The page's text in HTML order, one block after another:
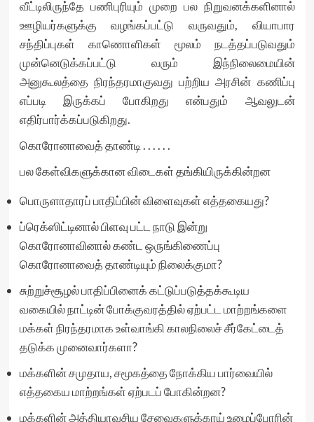
வீட்டிலிருந்தே பணிபுரியும் முறை பல நிறுவனக்களினால்
ஊழியர்களுக்கு வழங்கப்பட்டு வருவதும், வியாபார
சந்திப்புகள் காணொளிகள் மூலம் நடத்தப்படுவதும்
முன்னெடுக்கப்பட்டு வரும் இந்நிலைமையின்
அனுகூலத்தை நிரந்தரமாகுவது பற்றிய அரசின் கணிப்பு
எப்படி இருக்கப் போகிறது என்பதும் ஆவலுடன்
எதிர்பார்க்கப்படுகிறது.
கொரோனாவைத் தாண்டி . . . . . .
பல கேள்விகளுக்கான விடைகள் தங்கியிருக்கின்றன
பொருளாதாரப் பாதிப்பின் விளைவுகள் எத்தகையது?
ப்ரெக்ஸிட்டினால் பிளவு பட்ட நாடு இன்று
கொரோனாவினால் கண்ட ஒருங்கிணைப்பு
கொரோனாவைத் தாண்டியும் நிலைக்குமா?
சுற்றுச்சூழல் பாதிப்பினைக் கட்டுப்படுத்தக்கூடிய
வகையில் நாட்டின் போக்குவரத்தில் ஏற்பட்ட மாற்றங்களை
மக்கள் நிரந்தரமாக உள்வாங்கி காலநிலைச் சீர்கேட்டைத்
தடுக்க முனைவார்களா?
மக்களின் சமுதாய, சமூகத்தை நோக்கிய பார்வையில்
எத்தகைய மாற்றங்கள் ஏற்படப் போகின்றன?
மக்களின் அத்தியாவசிய சேவைகளுக்காய் உழைப்போரின்